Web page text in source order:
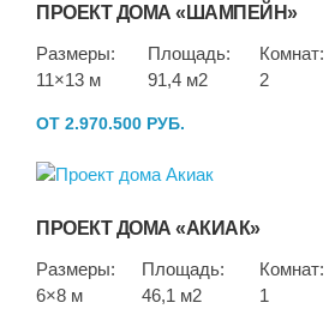
ПРОЕКТ ДОМА «ШАМПЕЙН»
Размеры:
11×13 м
Площадь:
91,4 м2
Комнат:
2
ОТ 2.970.500 РУБ.
ПРОЕКТ ДОМА «АКИАК»
Размеры:
6×8 м
Площадь:
46,1 м2
Комнат:
1